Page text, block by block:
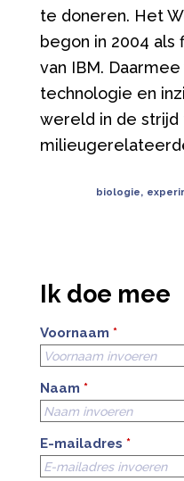
te doneren. Het
begon in 2004 als
van IBM.
technologie en
wereld in de
biologie,
Ik doe mee
Voornaam *
Naam *
E-mailadres *